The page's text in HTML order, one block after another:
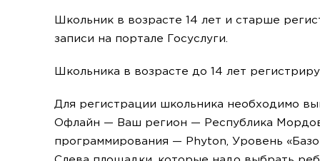
Школьник в возрасте 14 лет и старше
записи на портале Госуслуги.
Школьника в возрасте до 14 лет
Для регистрации школьника необходимо
Офлайн — Ваш регион — Республика
программирования — Phyton, Уровень